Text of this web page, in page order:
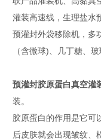
灌装高速线，生理盐水
预灌封外袋移除机，多
（含微球)、几丁糖、
预灌封胶原蛋白真空灌
装。
胶原蛋白的作用是它可
后皮肤就会出现皱纹、